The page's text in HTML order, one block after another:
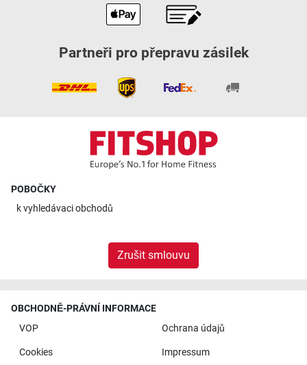
Partneři pro přepravu zásilek
POBOČKY
kvyhledávaci obchodů
Zrušit smlouvu
OBCHODNĚ-PRÁVNÍ INFORMACE
VOP
Ochrana údajů
Cookies Impressum